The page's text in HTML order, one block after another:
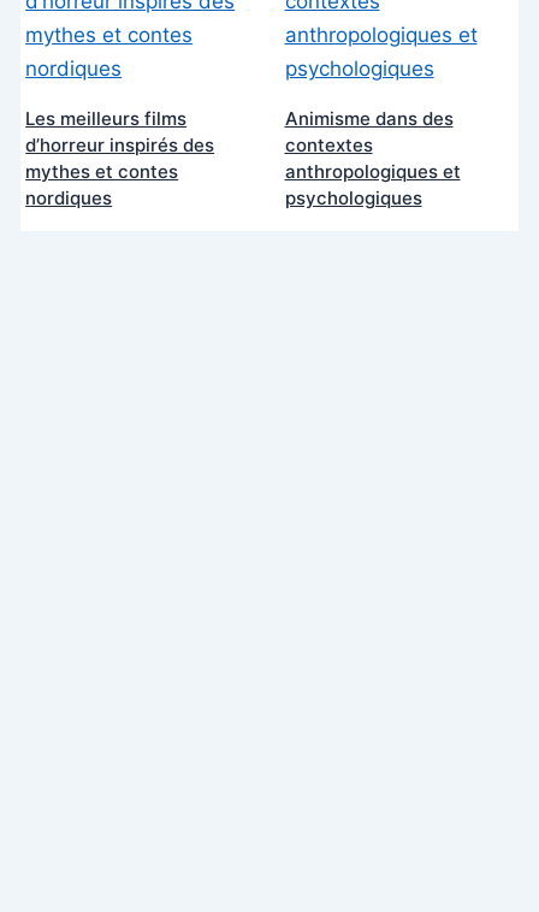
Les meilleurs films
d’horreur inspirés des
mythes et contes
nordiques
Animisme dans des
contextes
anthropologiques et
psychologiques